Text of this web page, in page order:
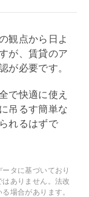
観点から日よ
が、賃貸のア
が必要です。
で快適に使え
吊るす簡単な
れるはずで
タに基づいており
ありません。法改
場合があります。